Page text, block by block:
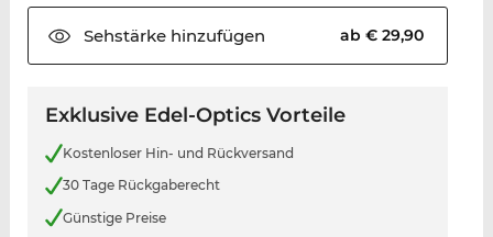
Sehstärkehinzufügen ab € 29,90
Exklusive Edel-Optics Vorteile
Kostenloser Hin- und Rückversand
30 Tage Rückgaberecht
Günstige Preise